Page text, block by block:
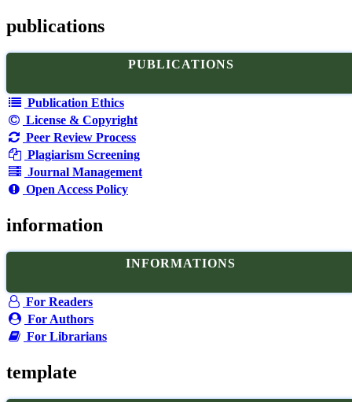
publications
PUBLICATIONS
Publication Ethics
License & Copyright
Peer Review Process
Plagiarism Screening
Journal Management
Open Access Policy
information
INFORMATIONS
For Readers
For Authors
For Librarians
template